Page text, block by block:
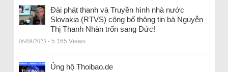
Đài phát thanh và Truyền hình nhà nước
Slovakia (RTVS) công bố thông tin bà Nguyễn
Thị Thanh Nhàn trốn sang Đức!
06/08/2023 - 5.165 Views
Ủng hộ Thoibao.de